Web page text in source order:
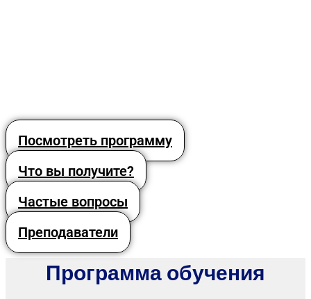
Посмотреть программу
Что вы получите?
Частые вопросы
Преподаватели
Программа обучения